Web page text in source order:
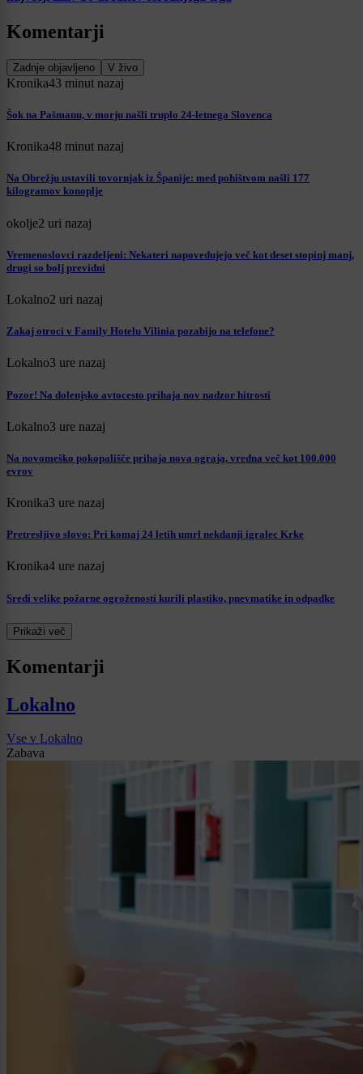
Komentarji
Zadnje objavljeno V živo
Kronika43 minut nazaj
Šok na Pašmanu, v morju našli truplo 24-letnega Slovenca
Kronika48 minut nazaj
Na Obrežju ustavili tovornjak iz Španije: med pohištvom našli 177
kilogramov konoplje
okolje2 uri nazaj
Vremenoslovci razdeljeni: Nekateri napovedujejo več kot deset stopinj manj,
drugi so bolj previdni
Lokalno2 uri nazaj
Zakaj otroci v Family Hotelu Vilinia pozabijo na telefone?
Lokalno3 ure nazaj
Pozor! Na dolenjsko avtocesto prihaja nov nadzor hitrosti
Lokalno3 ure nazaj
Na novomeško pokopališče prihaja nova ograja, vredna več kot 100.000
evrov
Kronika3 ure nazaj
Pretresljivo slovo: Pri komaj 24 letih umrl nekdanji igralec Krke
Kronika4 ure nazaj
Sredi velike požarne ogroženosti kurili plastiko, pnevmatike in odpadke
Prikaži več
Komentarji
Lokalno
Vse v Lokalno
Zabava